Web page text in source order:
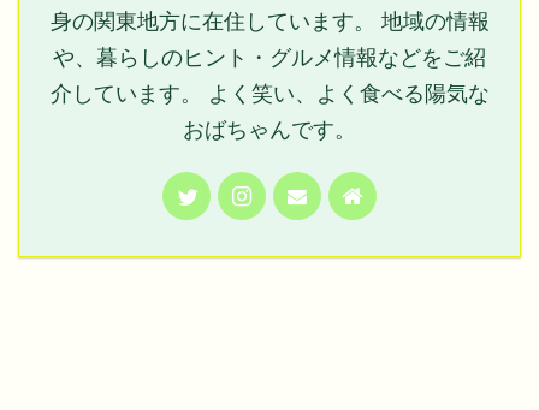
身の関東地方に在住しています。 地域の情報
や、暮らしのヒント・グルメ情報などをご紹
介しています。 よく笑い、よく食べる陽気な
おばちゃんです。